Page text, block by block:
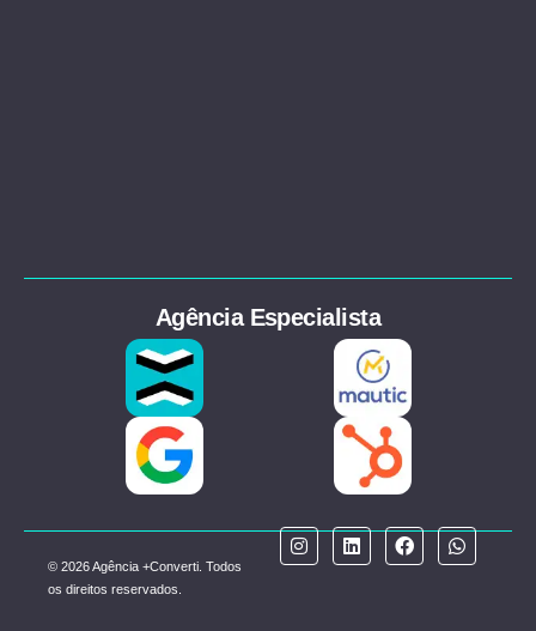
Agência Especialista
© 2026 Agência +Converti. Todos
os direitos reservados.